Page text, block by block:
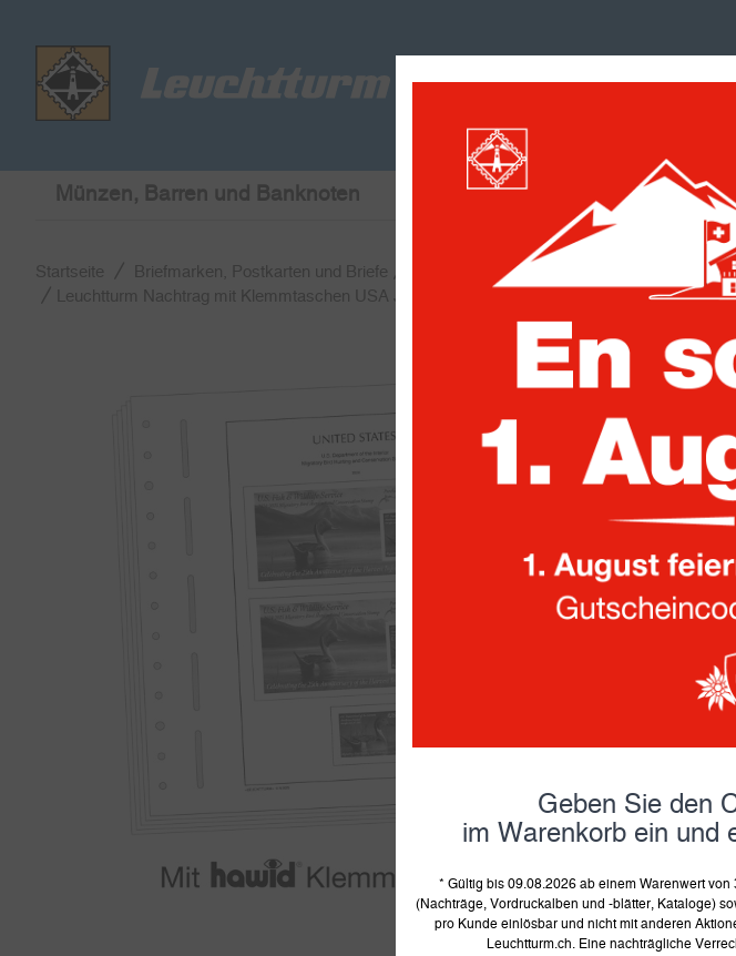
Münzen, Barren und Banknoten Briefmarken, Postkarten und Briefe
Startseite Briefmarken, Postkarten und Briefe Leuchtturm Vordruckalben
Leuchtturm Nachtrag mit Klemmtaschen USA Jagdschein-Gebührenmarken 2025
Geben Sie den
im Warenkorb ein und
* Gültig bis 09.08.2026 ab einem Warenwert
(Nachträge, Vordruckalben und -blätter, Kataloge)
pro Kunde einlösbar und nicht mit anderen
Leuchtturm.ch. Eine nachträgliche